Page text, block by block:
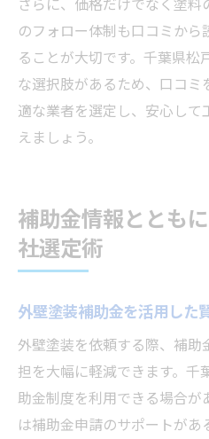
のフォロー体制も口コミか
ることが大切です。千葉県松
な選択肢があるため、口コ
適な業者を選定し、安心し
えましょう。
補助金情報ととも
社選定術
外壁塗装補助金を活用した
外壁塗装を依頼する際、補助
担を大幅に軽減できます。千
助金制度を利用できる場合
は補助金申請のサポートが